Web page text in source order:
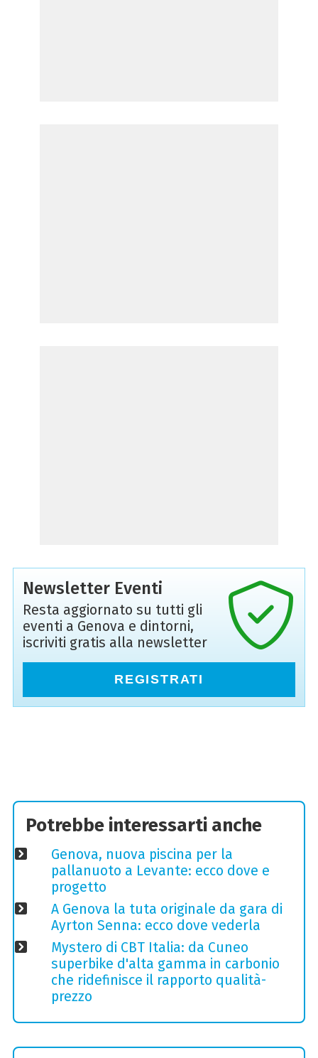
Newsletter Eventi
Resta aggiornato su tutti gli
eventi a Genova e dintorni,
iscriviti gratis alla newsletter
REGISTRATI
Potrebbe interessarti anche
Genova, nuova piscina per la
pallanuoto a Levante: ecco dove e
progetto
A Genova la tuta originale da gara di
Ayrton Senna: ecco dove vederla
Mystero di CBT Italia: da Cuneo
superbike d'alta gamma in carbonio
che ridefinisce il rapporto qualità-
prezzo